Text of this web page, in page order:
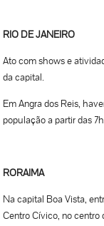
RIO DE JANEIRO
Ato com shows e
da capital.
Em Angra dos Reis,
população a partir das
RORAIMA
Na capital Boa Vista,
Centro Cívico, no centro